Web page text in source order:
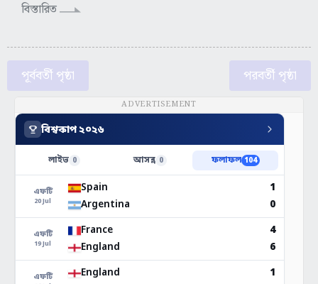
বিস্তারিত
পূর্ববর্তী পৃষ্ঠা পরবর্তী পৃষ্ঠা
ADVERTISEMENT